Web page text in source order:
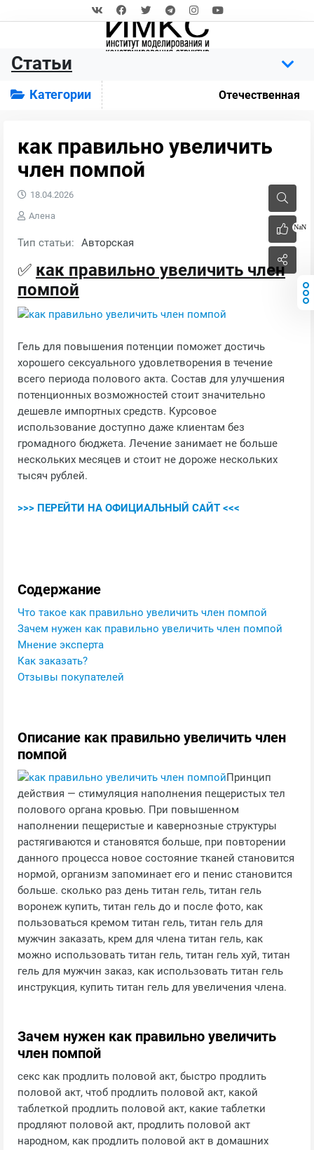
Статьи
Категории Отечественная
как правильно увеличить
член помпой
NaN
18.04.2026
Алена
Тип статьи: Авторская
✅ как правильно увеличить член
помпой
Гель для повышения потенции поможет достичь
хорошего сексуального удовлетворения в течение
всего периода полового акта. Состав для улучшения
потенционных возможностей стоит значительно
дешевле импортных средств. Курсовое
использование доступно даже клиентам без
громадного бюджета. Лечение занимает не больше
нескольких месяцев и стоит не дороже нескольких
тысяч рублей.
>>> ПЕРЕЙТИ НА ОФИЦИАЛЬНЫЙ САЙТ <<<
Содержание
Что такое как правильно увеличить член помпой
Зачем нужен как правильно увеличить член помпой
Мнение эксперта
Как заказать?
Отзывы покупателей
Описание как правильно увеличить член
помпой
Принцип
действия — стимуляция наполнения пещеристых тел
полового органа кровью. При повышенном
наполнении пещеристые и кавернозные структуры
растягиваются и становятся больше, при повторении
данного процесса новое состояние тканей становится
нормой, организм запоминает его и пенис становится
больше. сколько раз день титан гель, титан гель
воронеж купить, титан гель до и после фото, как
пользоваться кремом титан гель, титан гель для
мужчин заказать, крем для члена титан гель, как
можно использовать титан гель, титан гель хуй, титан
гель для мужчин заказ, как использовать титан гель
инструкция, купить титан гель для увеличения члена.
Зачем нужен как правильно увеличить
член помпой
секс как продлить половой акт, быстро продлить
половой акт, чтоб продлить половой акт, какой
таблеткой продлить половой акт, какие таблетки
продляют половой акт, продлить половой акт
народном, как продлить половой акт в домашних